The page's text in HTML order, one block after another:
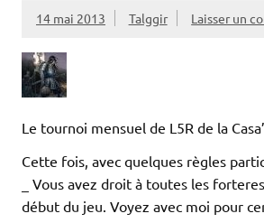
14 mai 2013 Talggir Laisser un
Le tournoi mensuel de L5R de la
Cette fois, avec quelques règles
_ Vous avez droit à toutes les
début du jeu. Voyez avec moi pour